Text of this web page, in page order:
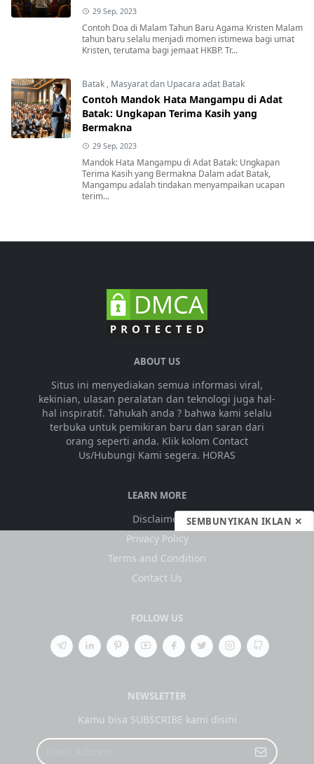
29 Sep, 2023
Contoh Doa di Malam Tahun Baru Agama Kristen Malam
tahun baru selalu menjadi momen istimewa bagi umat
Kristen, terutama bagi jemaat HKBP. Tr...
Batak , Masyarat dan Upacara adat Batak
Contoh Mandok Hata Mangampu di Adat
Batak: Ungkapan Terima Kasih yang
Bermakna
29 Sep, 2023
Mandok Hata Mangampu di Adat Batak: Ungkapan
Terima Kasih yang Bermakna Dalam adat Batak,
Mangampu adalah tindakan menyampaikan ucapan
terim...
ABOUT US
Situs ini menyediakan semua informasi viral,
kekinian, ulasan peralatan dan teknologi juga hal-
hal inspiratif. Tahukah anda ? bahwa kami selalu
terbuka untuk pemikiran baru dan saran dari
orang seperti anda. Klik kolom Contact
Us/Hubungi Kami segera. HORAS
LEARN MORE
Disclaimer
Privacy Policy
Terms and Condition
Contact Us
FOLLOW US
NEWSLETTER
Kamu bisa SUBSCRIBE kami disini
SEMBUNYIKAN IKLAN ✕